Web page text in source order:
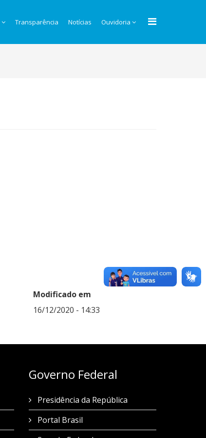
Transparência Notícias Ouvidoria
Modificado em
16/12/2020 - 14:33
Governo Federal
Presidência da República
Portal Brasil